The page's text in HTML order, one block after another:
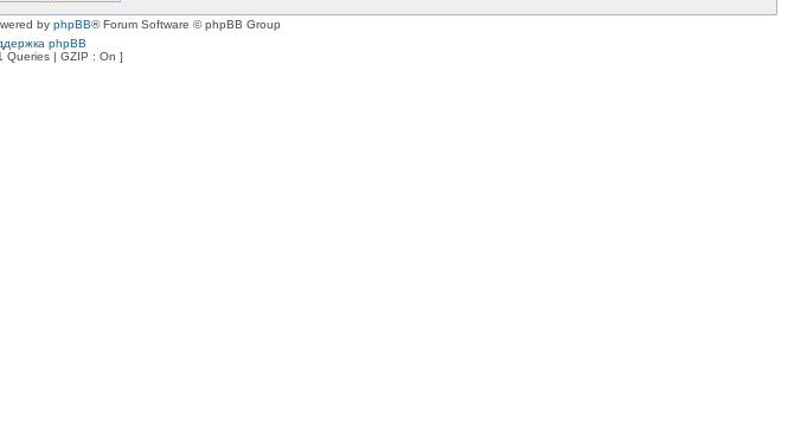
by phpBB® Forum Software © phpBB Group
phpBB
Queries | GZIP : On ]